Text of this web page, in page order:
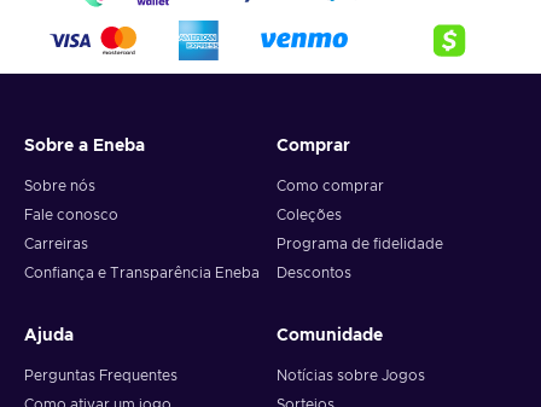
Sobre a Eneba
Sobre nós
Fale conosco
Carreiras
Confiança e Transparência Eneba
Comprar
Como comprar
Coleções
Programa de fidelidade
Descontos
Ajuda
Perguntas Frequentes
Comunidade
Notícias sobre Jogos